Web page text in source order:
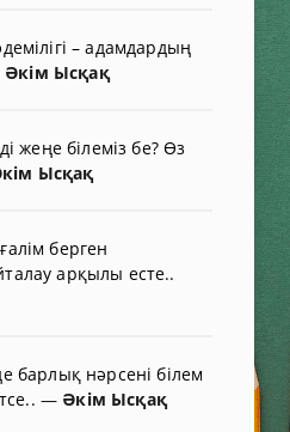
– адамдардың
Әкім Ысқақ
жеңе білеміз бе? Өз
Ысқақ
берген
арқылы есте..
барлық нәрсені білем
— Әкім Ысқақ